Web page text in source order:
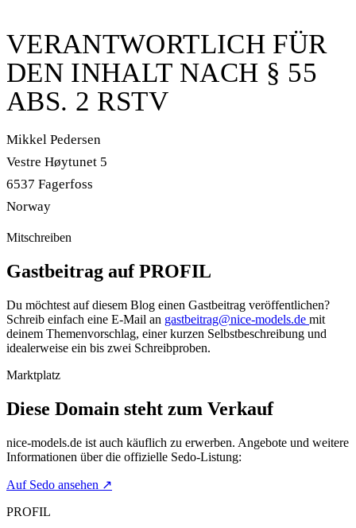
VERANTWORTLICH FÜR
DEN INHALT NACH § 55
ABS. 2 RSTV
Mikkel Pedersen
Vestre Høytunet 5
6537 Fagerfoss
Norway
Mitschreiben
Gastbeitrag auf PROFIL
Du möchtest auf diesem Blog einen Gastbeitrag veröffentlichen?
Schreib einfach eine E-Mail an gastbeitrag@nice-models.de mit
deinem Themenvorschlag, einer kurzen Selbstbeschreibung und
idealerweise ein bis zwei Schreibproben.
Marktplatz
Diese Domain steht zum Verkauf
nice-models.de ist auch käuflich zu erwerben. Angebote und weitere
Informationen über die offizielle Sedo-Listung:
Auf Sedo ansehen ↗
PROFIL